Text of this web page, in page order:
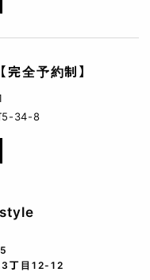
全予約制】
5-34-8
3丁目12-12